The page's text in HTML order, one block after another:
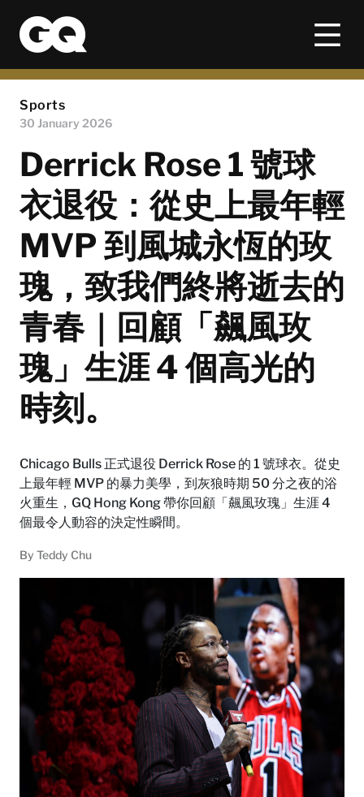
Sports
30 January 2026
Derrick Rose 1 號球
衣退役：從史上最年輕
MVP 到風城永恆的玫
瑰，致我們終將逝去的
青春｜回顧「飆風玫
瑰」生涯 4 個高光的
時刻。
Chicago Bulls 正式退役 Derrick Rose 的 1 號球衣。從史
上最年輕 MVP 的暴力美學，到灰狼時期 50 分之夜的浴
火重生，GQ Hong Kong 帶你回顧「飆風玫瑰」生涯 4
個最令人動容的決定性瞬間。
By Teddy Chu